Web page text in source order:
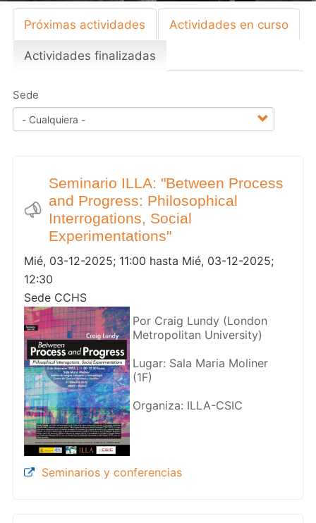
Primary
tabs
Próximas actividades Actividades en curso
Actividades finalizadas
activa)
Sede
Seminario ILLA: "Between Process
and Progress: Philosophical
Interrogations, Social
Experimentations"
Mié, 03-12-2025; 11:00 hasta Mié, 03-12-2025;
12:30
Sede CCHS
Por Craig Lundy (London
Metropolitan University)
Lugar: Sala Maria Moliner
(1F)
Organiza: ILLA-CSIC
Seminarios y conferencias